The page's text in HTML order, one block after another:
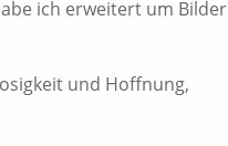
ich erweitert um Bilder
und Hoffnung,